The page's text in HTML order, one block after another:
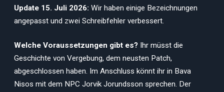
Update 15. Juli 2026: Wir haben einige Bezeichnungen
angepasst und zwei Schreibfehler verbessert.
Welche Voraussetzungen gibt es? Ihr müsst die
Geschichte von Vergebung, dem neusten Patch,
abgeschlossen haben. Im Anschluss könnt ihr in Bava
Nisos mit dem NPC Jorvik Jorundsson sprechen. Der